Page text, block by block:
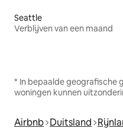
Seattle
Verblijven van een maand
* In bepaalde geografische
woningen kunnen
Airbnb Duitsland